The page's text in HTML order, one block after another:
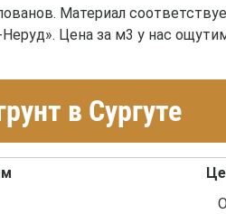
Материал
Цена за м3 у нас
в Сургуте